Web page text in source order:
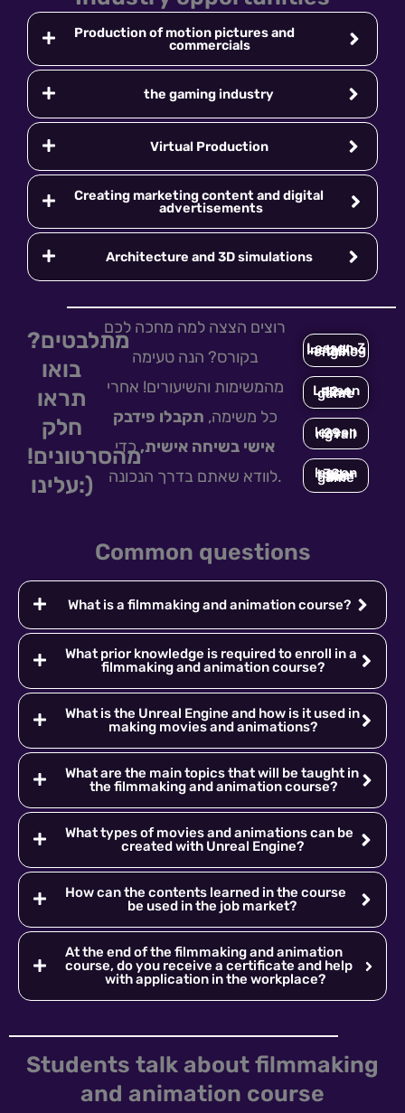
Production of motion pictures and
commercials
the gaming industry
Virtual Production
Creating marketing content and digital
advertisements
Architecture and 3D simulations
What is a filmmaking and animation course?
What prior knowledge is required to enroll in a
filmmaking and animation course?
What is the Unreal Engine and how is it used in
making movies and animations?
What are the main topics that will be taught in
the filmmaking and animation course?
What types of movies and animations can be
created with Unreal Engine?
How can the contents learned in the course
be used in the job market?
At the end of the filmmaking and animation
course, do you receive a certificate and help
with application in the workplace?
Common questions
מתלבטים?
בואו
תראו
חלק
מהסרטונים!
עלינו:)
רוצים הצצה למה מחכה לכם
בקורס? הנה טעימה
מהמשימות והשיעורים! אחרי
כל משימה, תקבלו פידבק
אישי בשיחה אישית,כדי
לוודא שאתם בדרך הנכונה.
Lesson 3 - Installing the engine
Lesson 12 - First game
lesson 29 - rig rail
lesson 38 - trailer for the game
Students talk about filmmaking
and animation course